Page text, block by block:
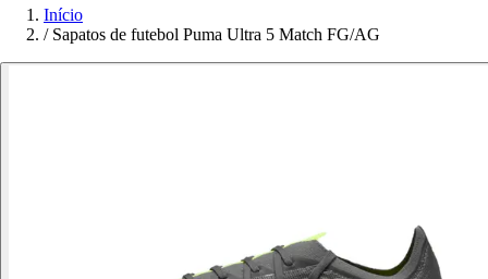
Início
/ Sapatos de futebol Puma Ultra 5 Match FG/AG